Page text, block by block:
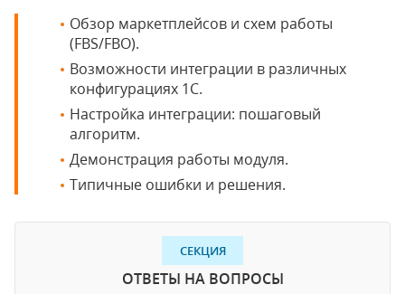
Обзор маркетплейсов и схем работы
(FBS/FBO).
Возможности интеграции в различных
конфигурациях 1С.
Настройка интеграции: пошаговый
алгоритм.
Демонстрация работы модуля.
Типичные ошибки и решения.
СЕКЦИЯ
ОТВЕТЫ НА ВОПРОСЫ